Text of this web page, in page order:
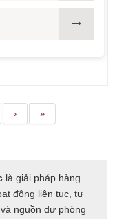
› »
là giải pháp hàng
động liên tục, tự
nguồn dự phòng